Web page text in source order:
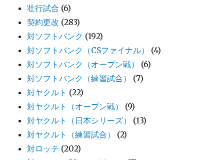
壮行試合 (6)
契約更改 (283)
対ソフトバンク (192)
対ソフトバンク（CSファイナル）
(4)
対ソフトバンク（オープン戦）
(6)
対ソフトバンク（練習試合）
(7)
対ヤクルト (22)
対ヤクルト（オープン戦）
(9)
対ヤクルト（日本シリーズ）
(13)
対ヤクルト（練習試合）
(2)
対ロッテ (202)